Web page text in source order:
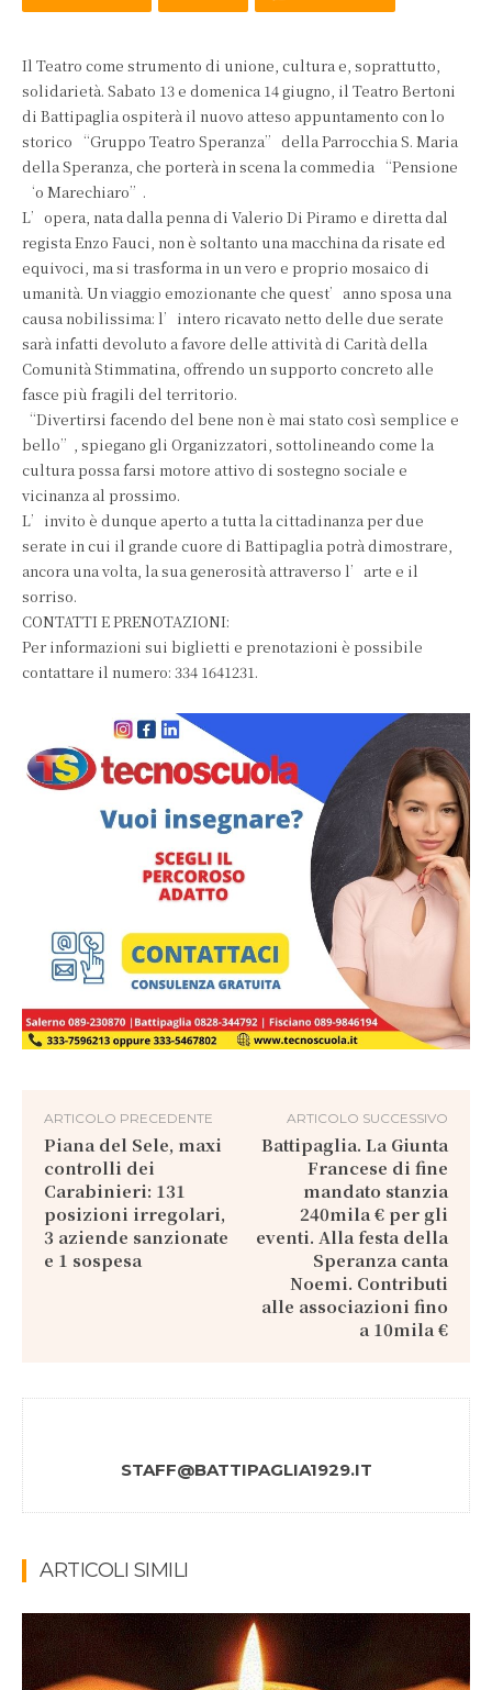
Il Teatro come strumento di unione, cultura e, soprattutto,
solidarietà. Sabato 13 e domenica 14 giugno, il Teatro Bertoni
di Battipaglia ospiterà il nuovo atteso appuntamento con lo
storico “Gruppo Teatro Speranza” della Parrocchia S. Maria
della Speranza, che porterà in scena la commedia “Pensione
‘o Marechiaro”.
L’opera, nata dalla penna di Valerio Di Piramo e diretta dal
regista Enzo Fauci, non è soltanto una macchina da risate ed
equivoci, ma si trasforma in un vero e proprio mosaico di
umanità. Un viaggio emozionante che quest’anno sposa una
causa nobilissima: l’intero ricavato netto delle due serate
sarà infatti devoluto a favore delle attività di Carità della
Comunità Stimmatina, offrendo un supporto concreto alle
fasce più fragili del territorio.
“Divertirsi facendo del bene non è mai stato così semplice e
bello”, spiegano gli Organizzatori, sottolineando come la
cultura possa farsi motore attivo di sostegno sociale e
vicinanza al prossimo.
L’invito è dunque aperto a tutta la cittadinanza per due
serate in cui il grande cuore di Battipaglia potrà dimostrare,
ancora una volta, la sua generosità attraverso l’arte e il
sorriso.
CONTATTI E PRENOTAZIONI:
Per informazioni sui biglietti e prenotazioni è possibile
contattare il numero: 334 1641231.
ARTICOLO PRECEDENTE
Piana del Sele, maxi
controlli dei
Carabinieri: 131
posizioni irregolari,
3 aziende sanzionate
e 1 sospesa
ARTICOLO SUCCESSIVO
Battipaglia. La Giunta
Francese di fine
mandato stanzia
240mila € per gli
eventi. Alla festa della
Speranza canta
Noemi. Contributi
alle associazioni fino
a 10mila €
STAFF@BATTIPAGLIA1929.IT
ARTICOLI SIMILI